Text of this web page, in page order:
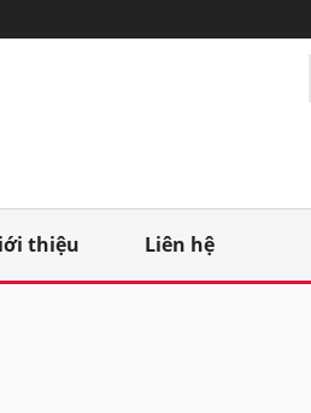
thiệu Liên hệ